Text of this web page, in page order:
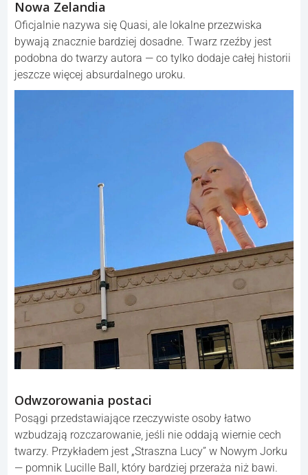
Nowa Zelandia
Oficjalnie nazywa się Quasi, ale lokalne przezwiska
bywają znacznie bardziej dosadne. Twarz rzeźby jest
podobna do twarzy autora — co tylko dodaje całej historii
jeszcze więcej absurdalnego uroku.
Odwzorowania postaci
Posągi przedstawiające rzeczywiste osoby łatwo
wzbudzają rozczarowanie, jeśli nie oddają wiernie cech
twarzy. Przykładem jest „Straszna Lucy” w Nowym Jorku
— pomnik Lucille Ball, który bardziej przeraża niż bawi.